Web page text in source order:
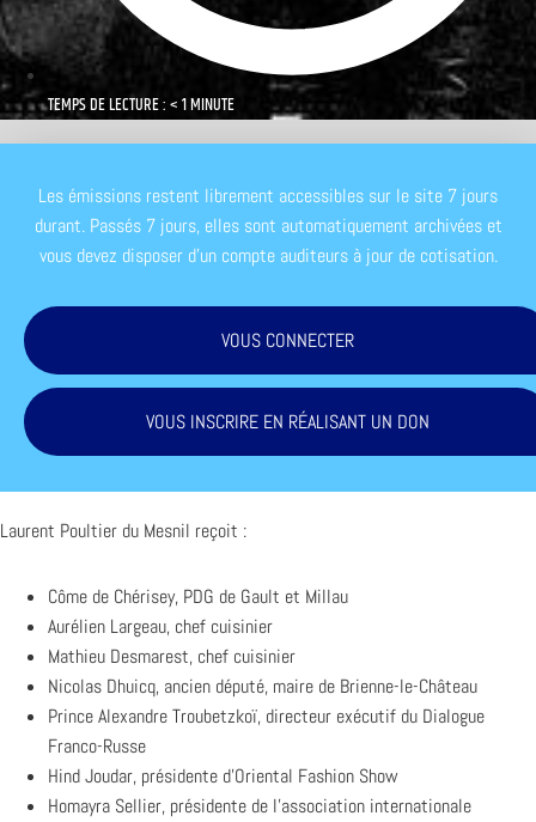
TEMPS DE LECTURE : < 1 MINUTE
Les émissions restent librement accessibles sur le site 7 jours
durant. Passés 7 jours, elles sont automatiquement archivées et
vous devez disposer d'un compte auditeurs à jour de cotisation.
VOUS CONNECTER
VOUS INSCRIRE EN RÉALISANT UN DON
Laurent Poultier du Mesnil reçoit :
Côme de Chérisey, PDG de Gault et Millau
Aurélien Largeau, chef cuisinier
Mathieu Desmarest, chef cuisinier
Nicolas Dhuicq, ancien député, maire de Brienne-le-Château
Prince Alexandre Troubetzkoï, directeur exécutif du Dialogue
Franco-Russe
Hind Joudar, présidente d’Oriental Fashion Show
Homayra Sellier, présidente de l’association internationale